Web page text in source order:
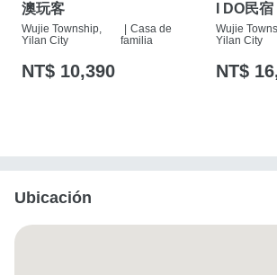
澳玩客
Wujie Township,
Yilan City
Casa de
familia
NT$ 10,390
I DO民宿
Wujie
Yilan City
NT$
Ubicación